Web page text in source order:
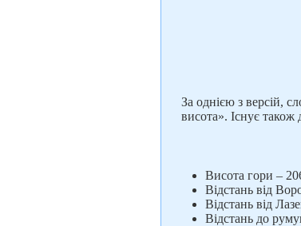
За однією з версій,
висота». Існує також
Висота гори –
Відстань від
Відстань від
Відстань до